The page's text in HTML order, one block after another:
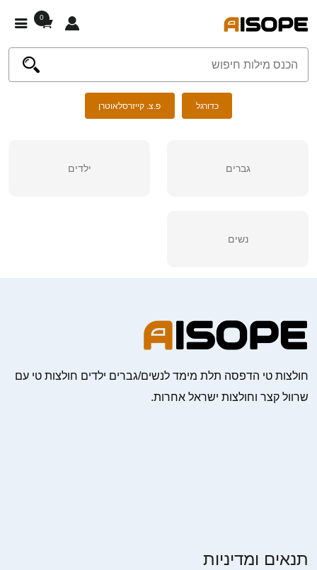
0
כדורגל פ.צ. קייזרסלאוטרן
גברים ילדים
נשים
חולצות טי הדפסה תלת מימד לנשים/גברים ילדים חולצות טי עם
שרוול קצר וחולצות ישראל אחרות.
תנאים ומדיניות